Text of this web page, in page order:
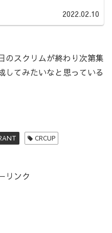
2022.02.10
のスクリムが終わり次第集
してみたいなと思っている
CRCUP
リンク